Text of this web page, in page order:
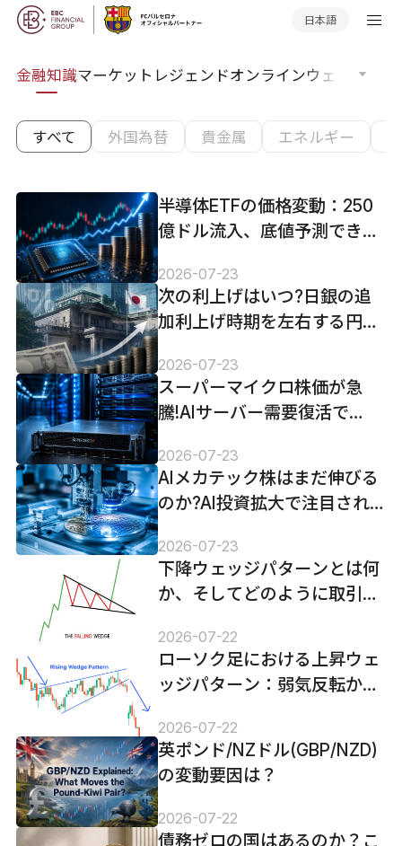
日本語
金融知識マーケットレジェンドオンラインウェビナー
すべて 外国為替 貴金属 エネルギー
半導体ETFの価格変動：250
億ドル流入、底値予測できた
か？
2026-07-23
次の利上げはいつ?日銀の追
加利上げ時期を左右する円
安・物価・賃金の行方
2026-07-23
スーパーマイクロ株価が急
騰!AIサーバー需要復活で
SMCIは再成長局面へ向かう
のか
2026-07-23
AIメカテック株はまだ伸びる
のか?AI投資拡大で注目され
る半導体装置メーカーの実力
2026-07-23
下降ウェッジパターンとは何
か、そしてどのように取引す
2026-07-22
ローソク足における上昇ウェ
ッジパターン：弱気反転か偽
2026-07-22
英ポンド/NZドル(GBP/NZD)
の変動要因は？
2026-07-22
債務ゼロの国はあるのか？こ